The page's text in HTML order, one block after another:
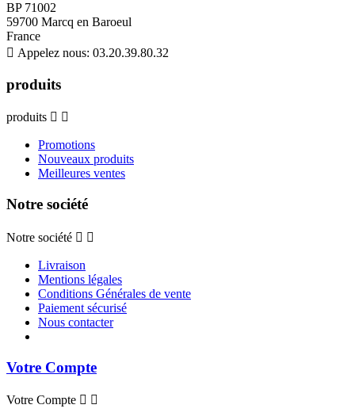
BP 71002
59700 Marcq en Baroeul
France
 Appelez nous: 03.20.39.80.32
produits
produits  
Promotions
Nouveaux produits
Meilleures ventes
Notre société
Notre société  
Livraison
Mentions légales
Conditions Générales de vente
Paiement sécurisé
Nous contacter
Votre Compte
Votre Compte  